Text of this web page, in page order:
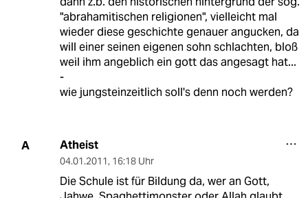
"abrahamitischen religionen", vielleicht mal
wieder diese geschichte genauer angucken, da
will einer seinen eigenen sohn schlachten, bloß
weil ihm angeblich ein gott das angesagt hat...
-
wie jungsteinzeitlich soll's denn noch werden?
A Atheist
04.01.2011, 16:18 Uhr
Die Schule ist für Bildung da, wer an Gott,